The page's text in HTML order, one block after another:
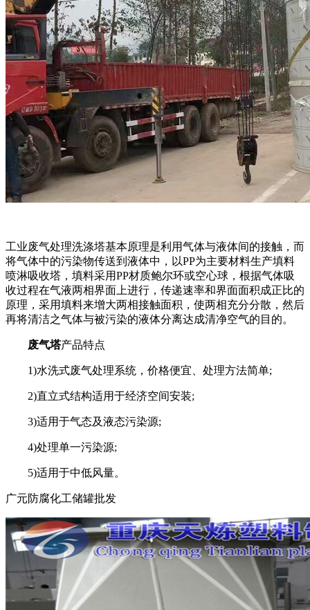
工业废气处理洗涤塔基本原理是利用气体与液体间的接触，而
将气体中的污染物传送到液体中，以PP为主要材料生产填料
喷淋吸收塔，填料采用PP材质鲍尔环或空心球，根据气体吸
收过程在气液两相界面上进行，传递速率和界面面积成正比的
原理，采用填料来增大两相接触面积，使两相充分分散，然后
再将清洁之气体与被污染的液体分离达成清净空气的目的。
废气塔产品特点
1)水洗式废气处理系统，价格便宜、处理方法简单;
2)直立式结构适用于经济空间安装;
3)适用于气态及液态污染源;
4)处理单一污染源;
5)适用于中低风量。
广元防腐化工储罐批发